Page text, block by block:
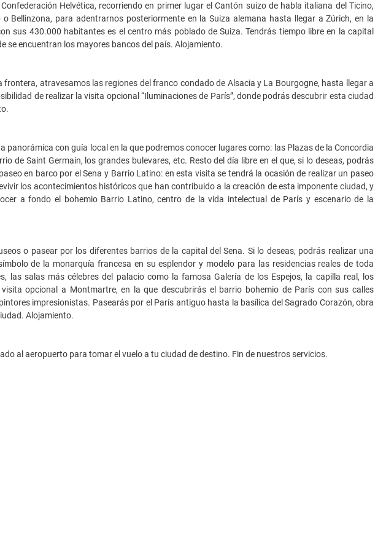
Helvética, recorriendo en primer lugar el Cantón suizo de habla italiana del Ticino,
Bellinzona, para adentrarnos posteriormente en la Suiza alemana hasta llegar a Zúrich, en la
sus 430.000 habitantes es el centro más poblado de Suiza. Tendrás tiempo libre en la capital
se encuentran los mayores bancos del país. Alojamiento.
atravesamos las regiones del franco condado de Alsacia y La Bourgogne, hasta llegar a
de realizar la visita opcional “Iluminaciones de París”, donde podrás descubrir esta ciudad
con guía local en la que podremos conocer lugares como: las Plazas de la Concordia
de Saint Germain, los grandes bulevares, etc. Resto del día libre en el que, si lo deseas, podrás
en barco por el Sena y Barrio Latino: en esta visita se tendrá la ocasión de realizar un paseo
los acontecimientos históricos que han contribuido a la creación de esta imponente ciudad, y
a fondo el bohemio Barrio Latino, centro de la vida intelectual de París y escenario de la
o pasear por los diferentes barrios de la capital del Sena. Si lo deseas, podrás realizar una
de la monarquía francesa en su esplendor y modelo para las residencias reales de toda
las salas más célebres del palacio como la famosa Galería de los Espejos, la capilla real, los
opcional a Montmartre, en la que descubrirás el barrio bohemio de París con sus calles
impresionistas. Pasearás por el París antiguo hasta la basílica del Sagrado Corazón, obra
Alojamiento.
al aeropuerto para tomar el vuelo a tu ciudad de destino. Fin de nuestros servicios.